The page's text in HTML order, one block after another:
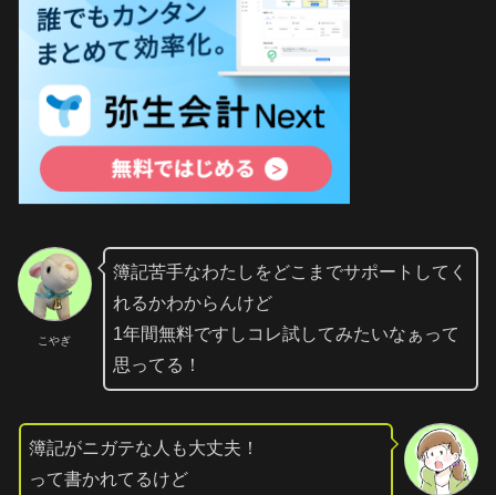
こやぎ
簿記苦手なわたしをどこまでサポートしてく
れるかわからんけど
1年間無料ですしコレ試してみたいなぁって
思ってる！
簿記がニガテな人も大丈夫！
って書かれてるけど